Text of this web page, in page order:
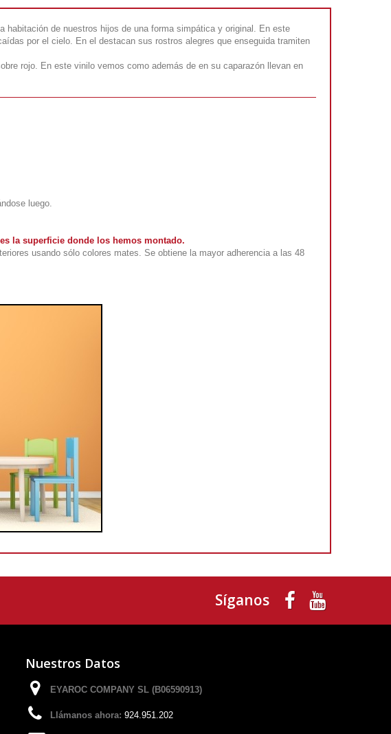
habitación de nuestros hijos de una forma simpática y original. En este
por el cielo. En el destacan sus rostros alegres que enseguida tramiten
rojo. En este vinilo vemos como además de en su caparazón llevan en
luego.
la superficie donde los hemos montado.
usando sólo colores mates. Se obtiene la mayor adherencia a las 48
Síganos
Nuestros Datos
EYAROC COMPANY SL (B06590913)
Llámanos ahora: 924.951.202